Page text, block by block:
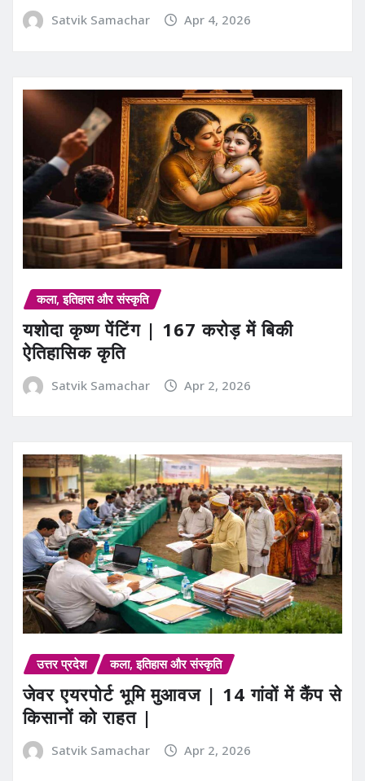
Satvik Samachar Apr 4, 2026
कला, इतिहास और संस्कृति
यशोदा कृष्ण पेंटिंग | 167 करोड़ में बिकी
ऐतिहासिक कृति
Satvik Samachar Apr 2, 2026
उत्तर प्रदेश कला, इतिहास और संस्कृति
जेवर एयरपोर्ट भूमि मुआवज | 14 गांवों में कैंप से
किसानों को राहत |
Satvik Samachar Apr 2, 2026